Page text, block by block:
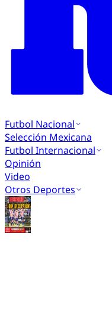
Futbol Nacional
Selección Mexicana
Futbol Internacional
Opinión
Video
Otros Deportes